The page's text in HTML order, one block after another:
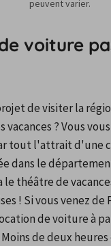
peuvent varier.
voiture
de visiter la
vacances ? Vous
tout l'attrait d'une
dans le
théâtre de
! Si vous venez de
de voiture à
de deux